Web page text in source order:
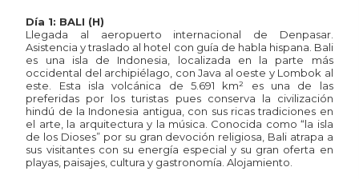
Día 1: BALI (H)
Llegada al aeropuerto internacional de Denpasar.
Asistencia y traslado al hotel con guía de habla hispana. Bali
es una isla de Indonesia, localizada en la parte más
occidental del archipiélago, con Java al oeste y Lombok al
este. Esta isla volcánica de 5.691 km² es una de las
preferidas por los turistas pues conserva la civilización
hindú de la Indonesia antigua, con sus ricas tradiciones en
el arte, la arquitectura y la música. Conocida como “la isla
de los Dioses” por su gran devoción religiosa, Bali atrapa a
sus visitantes con su energía especial y su gran oferta en
playas, paisajes, cultura y gastronomía. Alojamiento.